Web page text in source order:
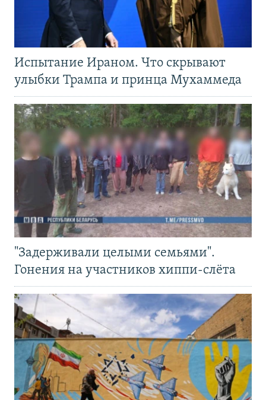
Испытание Ираном. Что скрывают
улыбки Трампа и принца Мухаммеда
"Задерживали целыми семьями".
Гонения на участников хиппи-слёта